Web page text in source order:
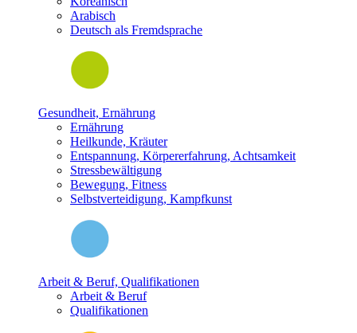
Arabisch
Deutsch als Fremdsprache
Gesundheit, Ernährung
Ernährung
Heilkunde, Kräuter
Entspannung, Körpererfahrung, Achtsamkeit
Stressbewältigung
Bewegung, Fitness
Selbstverteidigung, Kampfkunst
Arbeit & Beruf, Qualifikationen
Arbeit & Beruf
Qualifikationen